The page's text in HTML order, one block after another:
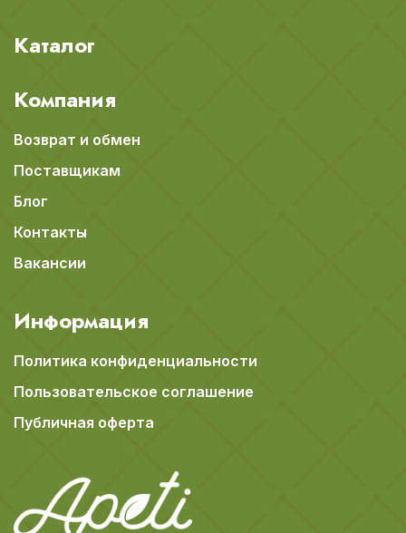
Каталог
Компания
Возврат и обмен
Поставщикам
Блог
Контакты
Вакансии
Информация
Политика конфиденциальности
Пользовательское соглашение
Публичная оферта